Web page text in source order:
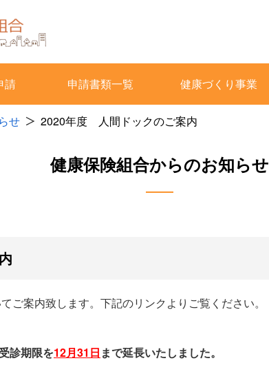
請 申請書類一覧 健康づくり事業
せ 2020年度 人間ドックのご案内
健康保険組合からのお知らせ
ご案内致します。下記のリンクよりご覧ください。
診期限を12月31日 まで延長いたしました。